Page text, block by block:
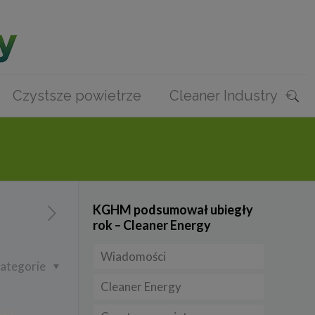
Czystsze powietrze Cleaner Industry
KGHM podsumował ubiegły
rok – Cleaner Energy
Wiadomości
Firmy
Cleaner Energy